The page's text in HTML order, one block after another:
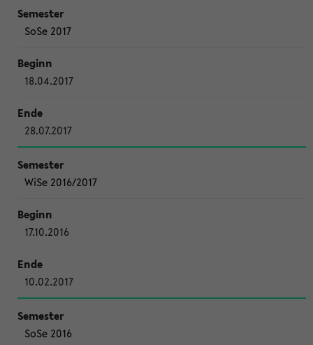
SoSe 2017
18.04.2017
28.07.2017
WiSe 2016/2017
17.10.2016
10.02.2017
SoSe 2016